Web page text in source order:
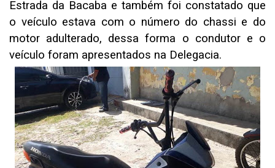
Estrada da Bacaba e também foi constatado que
o veículo estava com o número do chassi e do
motor adulterado, dessa forma o condutor e o
veículo foram apresentados na Delegacia.